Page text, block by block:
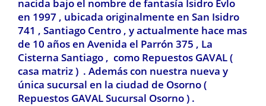
nacida bajo el nombre de fantasía Isidro Evlo
en 1997 , ubicada originalmente en San Isidro
741 , Santiago Centro , y actualmente hace mas
de 10 años en Avenida el Parrón 375 , La
Cisterna Santiago , como Repuestos GAVAL (
casa matriz ) . Además con nuestra nueva y
única sucursal en la ciudad de Osorno (
Repuestos GAVAL Sucursal Osorno ) .